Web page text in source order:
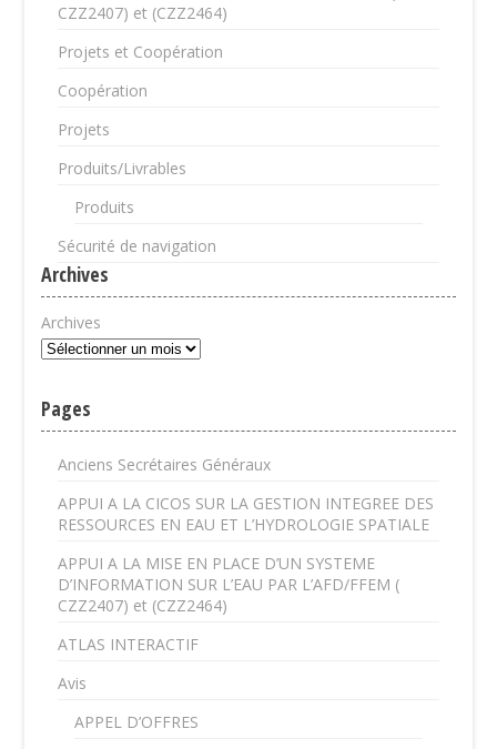
CZZ2407) et (CZZ2464)
Projets et Coopération
Coopération
Projets
Produits/Livrables
Produits
Sécurité de navigation
Archives
Archives
Pages
Anciens Secrétaires Généraux
APPUI A LA CICOS SUR LA GESTION INTEGREE DES
RESSOURCES EN EAU ET L’HYDROLOGIE SPATIALE
APPUI A LA MISE EN PLACE D’UN SYSTEME
D’INFORMATION SUR L’EAU PAR L’AFD/FFEM (
CZZ2407) et (CZZ2464)
ATLAS INTERACTIF
Avis
APPEL D’OFFRES